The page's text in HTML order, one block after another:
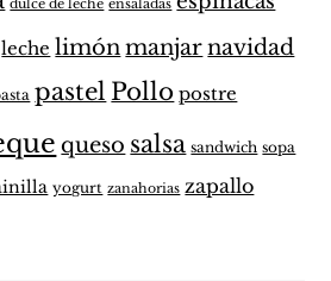
dulce de leche ensaladas
leche limónmanjarnavidad
pastel Pollo postre
queso salsa sandwich sopa
yogurt zanahorias zapallo